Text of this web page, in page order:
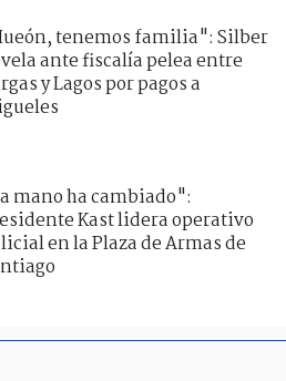
tenemos familia": Silber
ante fiscalía pelea entre
y Lagos por pagos a
mano ha cambiado":
Kast lidera operativo
en la Plaza de Armas de